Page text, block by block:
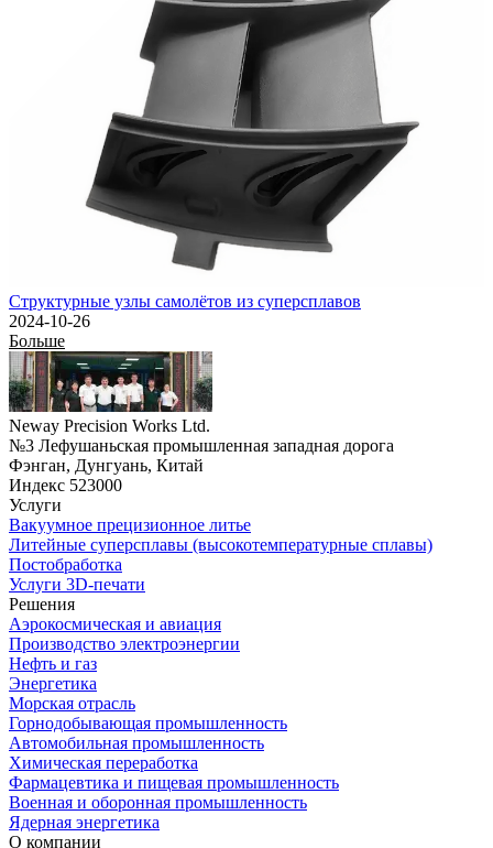
Структурные узлы самолётов из суперсплавов
2024-10-26
Больше
Neway Precision Works Ltd.
№3 Лефушаньская промышленная западная дорога
Фэнган, Дунгуань, Китай
Индекс 523000
Услуги
Вакуумное прецизионное литье
Литейные суперсплавы (высокотемпературные сплавы)
Постобработка
Услуги 3D-печати
Решения
Аэрокосмическая и авиация
Производство электроэнергии
Нефть и газ
Энергетика
Морская отрасль
Горнодобывающая промышленность
Автомобильная промышленность
Химическая переработка
Фармацевтика и пищевая промышленность
Военная и оборонная промышленность
Ядерная энергетика
О компании